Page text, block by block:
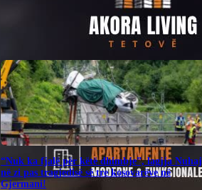
“Nuk ka fjalë për këtë dhimbje”, lagjja Nuhaj
në zi pas tragjedisë së tre kosovarëve në
Gjermani!